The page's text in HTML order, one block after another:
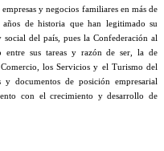
y negocios familiares en más de
de historia que han legitimado su
del país, pues la Confederación al
entre sus tareas y razón de ser, la de
los Servicios y el Turismo del
y documentos de posición empresarial
con el crecimiento y desarrollo de